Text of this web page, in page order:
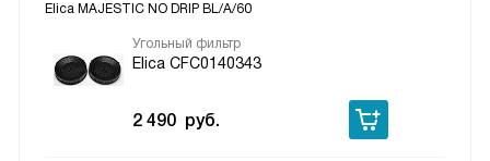
Elica MAJESTIC NO DRIP BL/A/60
Угольный фильтр
Elica CFC0140343
2 490 руб.